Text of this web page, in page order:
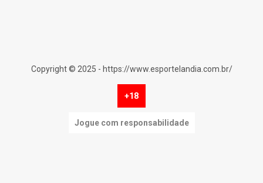
Copyright © 2025 - https://www.esportelandia.com.br/
+18
Jogue com responsabilidade